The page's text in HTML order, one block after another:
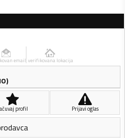
email verifikovana lokacija
profil Prijavi oglas